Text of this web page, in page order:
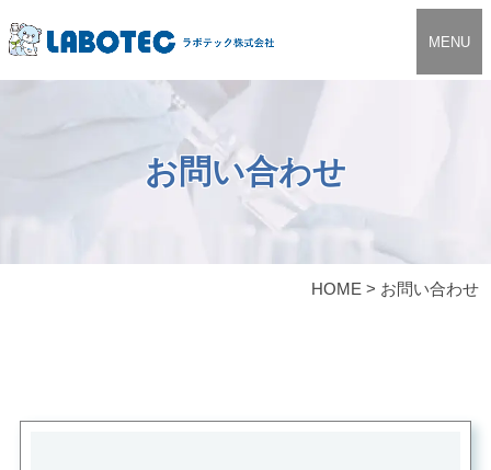
MENU
お問い合わせ
HOME > お問い合わせ